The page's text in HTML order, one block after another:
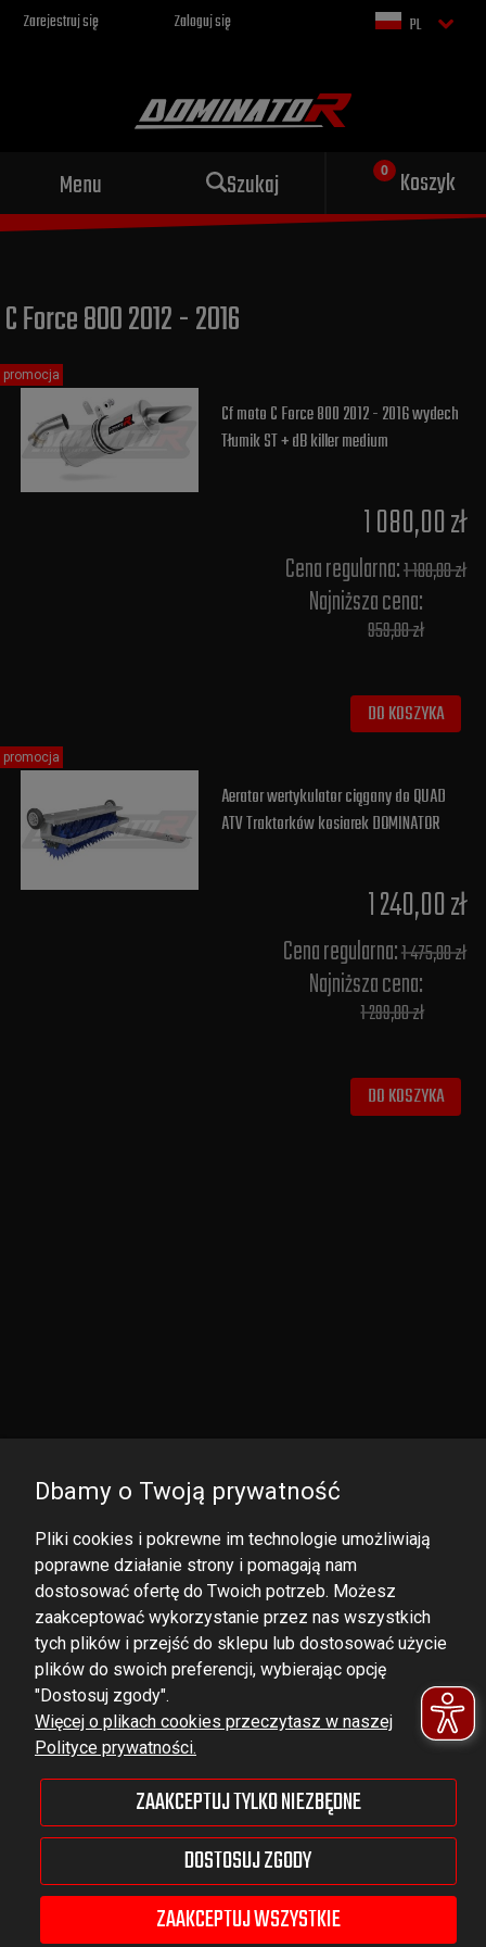
Zarejestruj się Zaloguj się PL
Menu Szukaj Koszyk
Sportowy wydech dla Twojego
C Force 800 2012 - 2016
Cf moto C Force 800 2012 - 2016 wydech
Tłumik ST + dB killer medium
1 080,00 zł
Cena regularna:1 180,00 zł
Najniższa cena:
959,00 zł
DO KOSZYKA
promocja
Aerator wertykulator ciągany do QUAD
ATV Traktorków kosiarek DOMINATOR
1 240,00 zł
Cena regularna:1 475,00 zł
Najniższa cena:
1 299,00 zł
DO KOSZYKA
promocja
DOMINATOR GROUP Sp. z o.o.
Ludowa 59, 43-514 Kaniów,
POLAND
VAT ID No.: 6521751083
dominator@dominator.pl
© Copyright 2022 | Dominator Group Sp. z o. o.
Dbamy o Twoją prywatność
Pliki cookies i pokrewne im technologie umożliwiają
poprawne działanie strony i pomagają nam
dostosować ofertę do Twoich potrzeb. Możesz
zaakceptować wykorzystanie przez nas wszystkich
tych plików i przejść do sklepu lub dostosować użycie
plików do swoich preferencji, wybierając opcję
"Dostosuj zgody".
Więcej o plikach cookies przeczytasz w naszej
Polityce prywatności.
ZAAKCEPTUJ TYLKO NIEZBĘDNE
DOSTOSUJ ZGODY
ZAAKCEPTUJ WSZYSTKIE